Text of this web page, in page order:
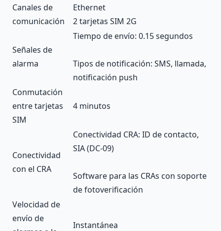
Canales de
comunicación
Ethernet
2 tarjetas SIM 2G
Señales de
alarma
Tiempo de envío: 0.15 segundos
Tipos de notificación: SMS, llamada,
notificación push
Conmutación
entre tarjetas
SIM
4 minutos
Conectividad
con el CRA
Conectividad CRA: ID de contacto,
SIA (DC-09)
Software para las CRAs con soporte
de fotoverificación
Velocidad de
envío de
Instantánea